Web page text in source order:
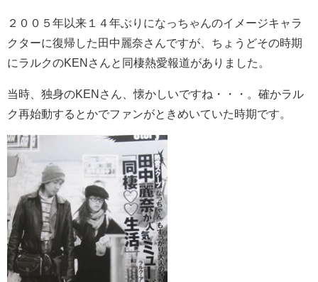
２００５年以来１４年ぶりになっちゃんのイメージキャラ
クターに復帰した田中麗奈さんですが、ちょうどその時期
にラルクのKENさんと同棲熱愛報道がありました。
当時、独身のKENさん、懐かしいですね・・・。確かラル
ク再始動するとかでファンがときめいていた時期です。